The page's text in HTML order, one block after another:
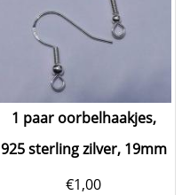
1 paar oorbelhaakjes,
925 sterling zilver, 19mm
€1,00